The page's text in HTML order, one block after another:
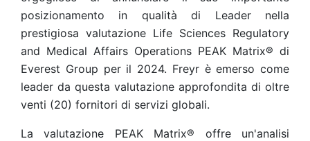
posizionamento in qualità di Leader nella
prestigiosa valutazione Life Sciences Regulatory
and Medical Affairs Operations PEAK Matrix® di
Everest Group per il 2024. Freyr è emerso come
leader da questa valutazione approfondita di oltre
venti (20) fornitori di servizi globali.
La valutazione PEAK Matrix® offre un'analisi